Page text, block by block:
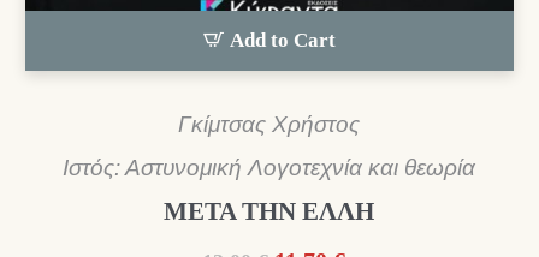
Add to Cart
Γκίμτσας Χρήστος
Ιστός: Αστυνομική Λογοτεχνία και θεωρία
ΜΕΤΑ ΤΗΝ ΕΛΛΗ